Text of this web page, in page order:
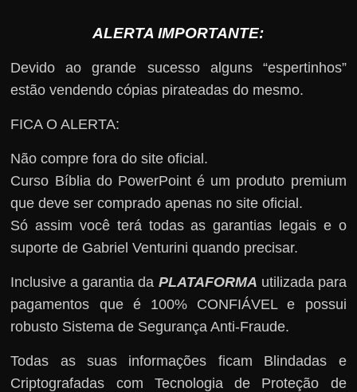
ALERTA IMPORTANTE:
Devido ao grande sucesso alguns “espertinhos”
estão vendendo cópias pirateadas do mesmo.
FICA O ALERTA:
Não compre fora do site oficial.
Curso Bíblia do PowerPoint é um produto premium
que deve ser comprado apenas no site oficial.
Só assim você terá todas as garantias legais e o
suporte de Gabriel Venturini quando precisar.
Inclusive a garantia da PLATAFORMA utilizada para
pagamentos que é 100% CONFIÁVEL e possui
robusto Sistema de Segurança Anti-Fraude.
Todas as suas informações ficam Blindadas e
Criptografadas com Tecnologia de Proteção de